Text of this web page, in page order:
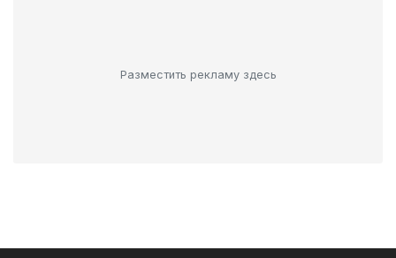
Разместить рекламу здесь